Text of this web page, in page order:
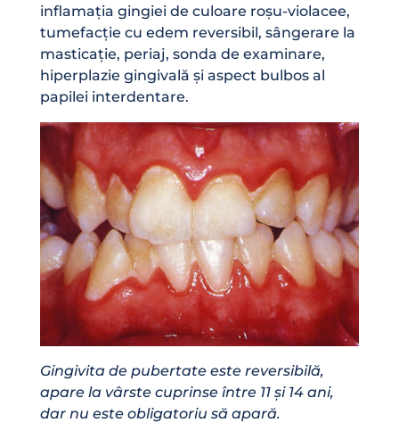
inflamația gingiei de culoare roșu-violacee,
tumefacție cu edem reversibil, sângerare la
masticație, periaj, sonda de examinare,
hiperplazie gingivală și aspect bulbos al
papilei interdentare.
Gingivita de pubertate este reversibilă,
apare la vârste cuprinse între 11 și 14 ani,
dar nu este obligatoriu să apară.